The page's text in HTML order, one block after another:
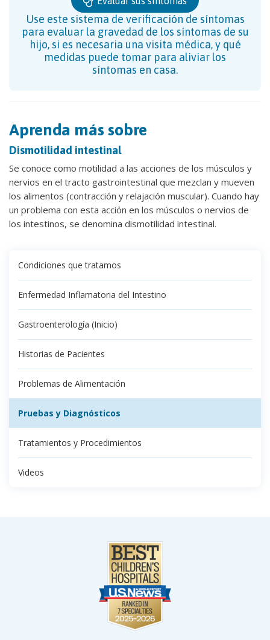
Use este sistema de verificación de síntomas
para evaluar la gravedad de los síntomas de su
hijo, si es necesaria una visita médica, y qué
medidas puede tomar para aliviar los
síntomas en casa.
Aprenda más sobre
Dismotilidad intestinal
Se conoce como motilidad a las acciones de los músculos y
nervios en el tracto gastrointestinal que mezclan y mueven
los alimentos (contracción y relajación muscular). Cuando hay
un problema con esta acción en los músculos o nervios de
los intestinos, se denomina dismotilidad intestinal.
Condiciones que tratamos
Enfermedad Inflamatoria del Intestino
Gastroenterología (Inicio)
Historias de Pacientes
Problemas de Alimentación
Pruebas y Diagnósticos
Tratamientos y Procedimientos
Videos